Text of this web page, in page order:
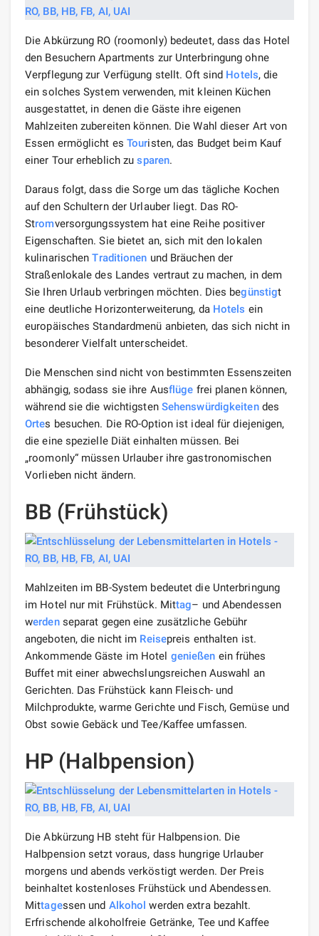
Die Abkürzung RO (roomonly) bedeutet, dass das Hotel
den Besuchern Apartments zur Unterbringung ohne
Verpflegung zur Verfügung stellt. Oft sind Hotels, die
ein solches System verwenden, mit kleinen Küchen
ausgestattet, in denen die Gäste ihre eigenen
Mahlzeiten zubereiten können. Die Wahl dieser Art von
Essen ermöglicht es Touristen, das Budget beim Kauf
einer Tour erheblich zusparen.
Daraus folgt, dass die Sorge um das tägliche Kochen
auf den Schultern der Urlauber liegt. Das RO-
Stromversorgungssystem hat eine Reihe positiver
Eigenschaften. Sie bietet an, sich mit den lokalen
kulinarischenTraditionen und Bräuchen der
Straßenlokale des Landes vertraut zu machen, in dem
Sie Ihren Urlaub verbringen möchten. Dies begünstigt
eine deutliche Horizonterweiterung, da Hotels ein
europäisches Standardmenü anbieten, das sich nicht in
besonderer Vielfalt unterscheidet.
Die Menschen sind nicht von bestimmten Essenszeiten
abhängig, sodass sie ihre Ausflüge frei planen können,
während sie die wichtigsten Sehenswürdigkeitendes
Ortes besuchen. Die RO-Option ist ideal für diejenigen,
die eine spezielle Diät einhalten müssen. Bei
„roomonly“ müssen Urlauber ihre gastronomischen
Vorlieben nicht ändern.
BB (Frühstück)
Mahlzeiten im BB-System bedeutet die Unterbringung
im Hotel nur mit Frühstück. Mittag– und Abendessen
werdenseparat gegen eine zusätzliche Gebühr
angeboten, die nicht im Reisepreis enthalten ist.
Ankommende Gäste im Hotel genießen ein frühes
Buffet mit einer abwechslungsreichen Auswahl an
Gerichten. Das Frühstück kann Fleisch- und
Milchprodukte, warme Gerichte und Fisch, Gemüse und
Obst sowie Gebäck und Tee/Kaffee umfassen.
HP (Halbpension)
Die Abkürzung HB steht für Halbpension. Die
Halbpension setzt voraus, dass hungrige Urlauber
morgens und abends verköstigt werden. Der Preis
beinhaltet kostenloses Frühstück und Abendessen.
Mittagessen und Alkohol werden extra bezahlt.
Erfrischende alkoholfreie Getränke, Tee und Kaffee